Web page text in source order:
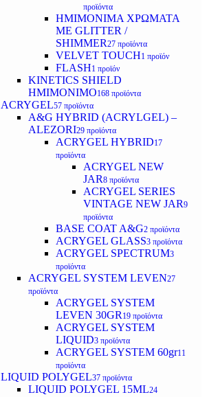
προϊόντα
ΗΜΙΜΟΝΙΜA ΧΡΩΜΑΤΑ
ΜΕ GLITTER /
SHIMMER27 προϊόντα
VELVET TOUCH1 προϊόν
FLASH1 προϊόν
KINETICS SHIELD
ΗΜΙΜΟΝΙΜΟ168 προϊόντα
ACRYGEL57 προϊόντα
A&G HYBRID (ACRYLGEL) –
ALEZORI29 προϊόντα
ACRYGEL HYBRID17
προϊόντα
ACRYGEL NEW
JAR8 προϊόντα
ACRYGEL SERIES
VINTAGE NEW JAR9
προϊόντα
BASE COAT A&G2 προϊόντα
ACRYGEL GLASS3 προϊόντα
ACRYGEL SPECTRUM3
προϊόντα
ACRYGEL SYSTEM LEVEN27
προϊόντα
ACRYGEL SYSTEM
LEVEN 30GR 19 προϊόντα
ACRYGEL SYSTEM
LIQUID3 προϊόντα
ACRYGEL SYSTEM 60gr11
προϊόντα
LIQUID POLYGEL37 προϊόντα
LIQUID POLYGEL 15ML24